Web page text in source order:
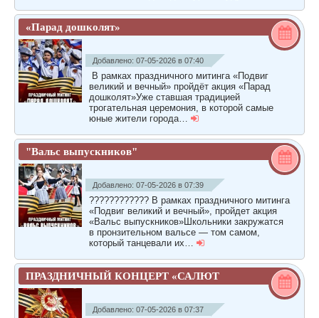
«Парад дошколят»
Добавлено: 07-05-2026 в 07:40
В рамках праздничного митинга «Подвиг
великий и вечный» пройдёт акция «Парад
дошколят»Уже ставшая традицией
трогательная церемония, в которой самые
юные жители города…
"Вальс выпускников"
Добавлено: 07-05-2026 в 07:39
???????????? В рамках праздничного митинга
«Подвиг великий и вечный», пройдет акция
«Вальс выпускников»Школьники закружатся
в пронзительном вальсе — том самом,
который танцевали их…
ПРАЗДНИЧНЫЙ КОНЦЕРТ «САЛЮТ
ПОБЕДЫ»
Добавлено: 07-05-2026 в 07:37